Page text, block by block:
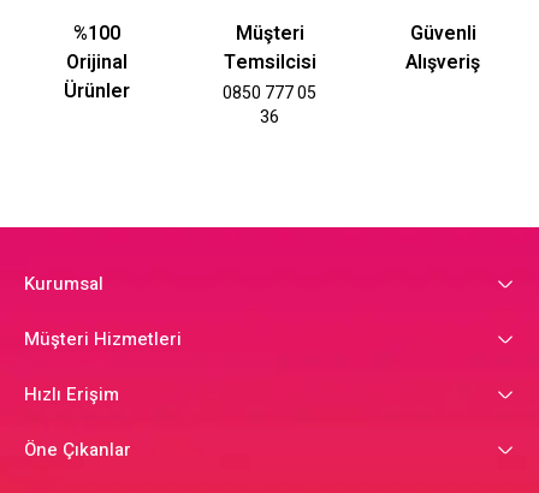
%100
Orijinal
Ürünler
Müşteri
Temsilcisi
0850 777 05
36
Güvenli
Alışveriş
Kurumsal
Müşteri Hizmetleri
Hızlı Erişim
Öne Çıkanlar